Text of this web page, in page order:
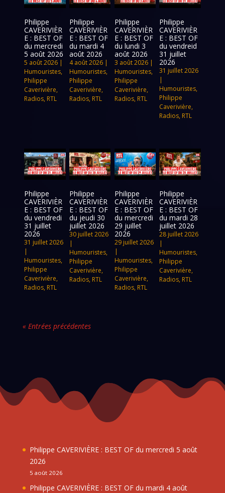
Philippe
CAVERIVIÈR
E : BEST OF
du mercredi
5 août 2026
5 août 2026 |
Humouristes,
Philippe
Caverivière,
Radios, RTL
Philippe
CAVERIVIÈR
E : BEST OF
du mardi 4
août 2026
4 août 2026|
Humouristes,
Philippe
Caverivière,
Radios, RTL
Philippe
CAVERIVIÈR
E : BEST OF
du lundi 3
août 2026
3 août 2026|
Humouristes,
Philippe
Caverivière,
Radios, RTL
Philippe
CAVERIVIÈR
E : BEST OF
du vendreid
31 juillet
2026
31 juillet 2026
|
Humouristes,
Philippe
Caverivière,
Radios, RTL
Philippe
CAVERIVIÈR
E : BEST OF
du vendredi
31 juillet
2026
31 juillet 2026
|
Humouristes,
Philippe
Caverivière,
Radios, RTL
Philippe
CAVERIVIÈR
E : BEST OF
du jeudi 30
juillet 2026
30 juillet 2026
|
Humouristes,
Philippe
Caverivière,
Radios, RTL
Philippe
CAVERIVIÈR
E : BEST OF
du mercredi
29 juillet
2026
29 juillet 2026
|
Humouristes,
Philippe
Caverivière,
Radios, RTL
Philippe
CAVERIVIÈR
E : BEST OF
du mardi 28
juillet 2026
28 juillet 2026
|
Humouristes,
Philippe
Caverivière,
Radios, RTL
« Entrées précédentes
Philippe CAVERIVIÈRE : BEST OF du mercredi 5 août
2026
5 août 2026
Philippe CAVERIVIÈRE : BEST OF du mardi 4 août